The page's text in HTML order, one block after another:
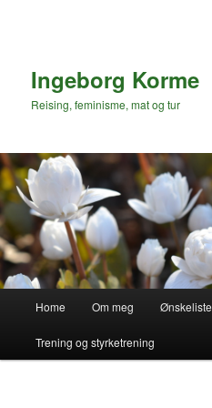
Ingeborg Korme
Reising, feminisme, mat og tur
Home Om meg Ønskeliste
Trening og styrketrening